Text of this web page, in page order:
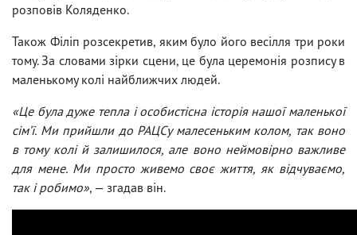
розповів Коляденко.
Також Філіп розсекретив, яким було його весілля три роки
тому. За словами зірки сцени, це була церемонія розпису в
маленькому колі найближчих людей.
«Це була дуже тепла і особистісна історія нашої маленької
сім’ї. Ми прийшли до РАЦСу малесеньким колом, так воно
в тому колі й залишилося, але воно неймовірно важливе
для мене. Ми просто живемо своє життя, як відчуваємо,
так і робимо», — згадав він.